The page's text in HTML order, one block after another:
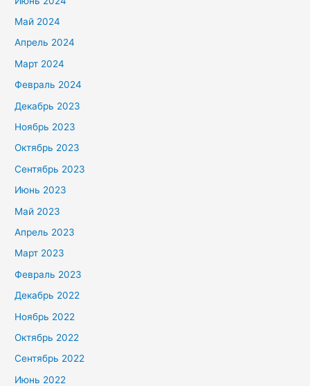
Май 2024
Апрель 2024
Март 2024
Февраль 2024
Декабрь 2023
Ноябрь 2023
Октябрь 2023
Сентябрь 2023
Июнь 2023
Май 2023
Апрель 2023
Март 2023
Февраль 2023
Декабрь 2022
Ноябрь 2022
Октябрь 2022
Сентябрь 2022
Июнь 2022